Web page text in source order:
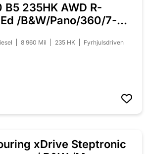
B5 235HK AWD R-
/B&W/Pano/360/7-
8 960 Mil 235 HK Fyrhjulsdriven
xDrive Steptronic